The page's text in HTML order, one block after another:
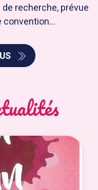
recherche, prévue
convention...